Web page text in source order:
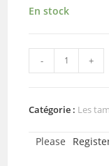
En stock
quantité
de
clear
PHOTOgraphie
- +
Catégorie : Les
Please